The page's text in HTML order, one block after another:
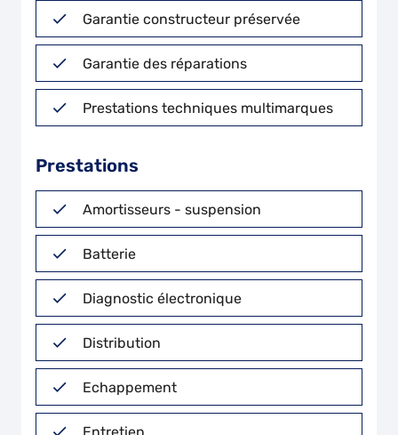
Garantie constructeur préservée
Garantie des réparations
Prestations techniques multimarques
Prestations
Amortisseurs - suspension
Batterie
Diagnostic électronique
Distribution
Echappement
Entretien